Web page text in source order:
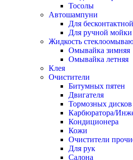
Тосолы
Автошампуни
Для
Для ручной мойки
Жидкость
Омывайка зимняя
Омывайка летняя
Клея
Очистители
Битумных пятен
Двигателя
Тормозных дисков
Карбюратора/
Кондиционера
Кожи
Очистители
Для рук
Салона